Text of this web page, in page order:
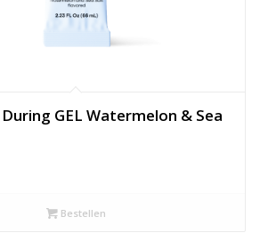
GEL Watermelon & Sea
Bestellen